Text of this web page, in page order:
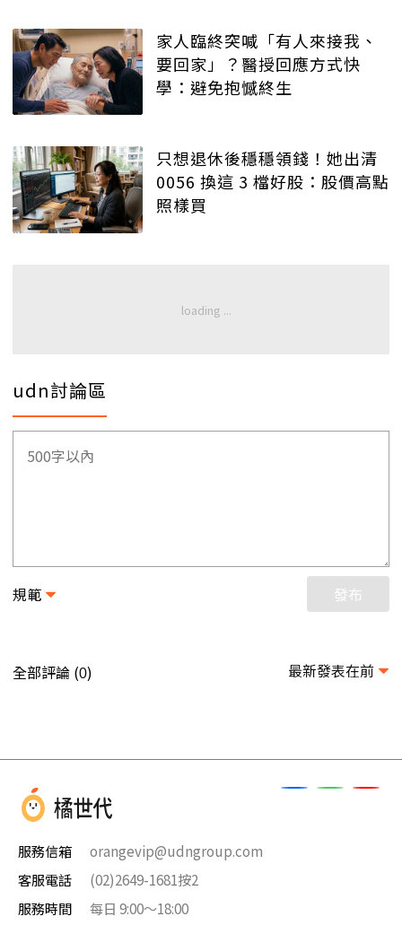
家人臨終突喊「有人來接我、
要回家」？醫授回應方式快
學：避免抱憾終生
只想退休後穩穩領錢！她出清
0056 換這 3 檔好股：股價高點
照樣買
udn討論區
規範 發布
全部評論 (0) 最新發表在前
服務信箱
orangevip@udngroup.com
客服電話
(02)2649-1681按2
服務時間
每日 9:00～18:00